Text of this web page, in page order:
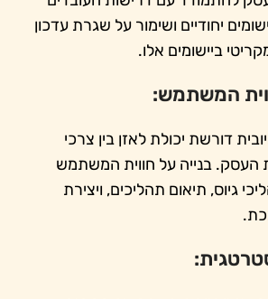
יחודיים ושימור על שגרת עדכון
ביישומים אלו.
דורשת יכולת לאזן בין צרכי
העסק. בנייה על חווית המשתמש
גיוס, תיאום תהליכים, ויצירת